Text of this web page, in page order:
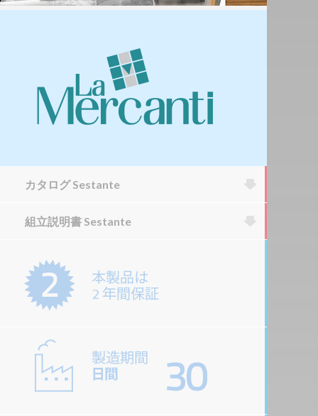
カタログ Sestante
組立説明書 Sestante